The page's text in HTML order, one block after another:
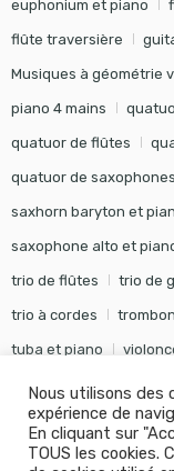
euphonium et piano
flûte traversière
Musiques à géométrie
piano 4 mains
quatuor de flûtes
quatuor de saxophones
saxhorn baryton et
saxophone alto et
trio de flûtes trio de
trio à cordes
tuba et piano
© Editions Soldano
Nous utilisons des
expérience de
En cliquant sur
TOUS les cookies.